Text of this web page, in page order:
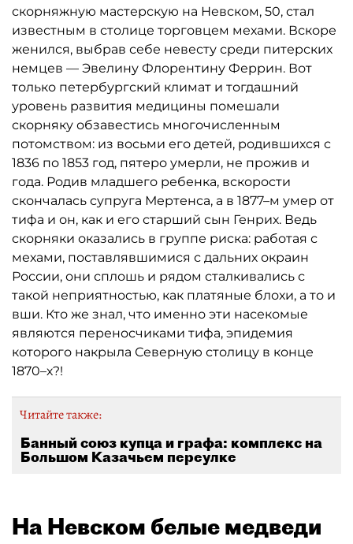
скорняжную мастерскую на Невском, 50, стал
известным в столице торговцем мехами. Вскоре
женился, выбрав себе невесту среди питерских
немцев — Эвелину Флорентину Феррин. Вот
только петербургский климат и тогдашний
уровень развития медицины помешали
скорняку обзавестись многочисленным
потомством: из восьми его детей, родившихся с
1836 по 1853 год, пятеро умерли, не прожив и
года. Родив младшего ребенка, вскорости
скончалась супруга Мертенса, а в 1877–м умер от
тифа и он, как и его старший сын Генрих. Ведь
скорняки оказались в группе риска: работая с
мехами, поставлявшимися с дальних окраин
России, они сплошь и рядом сталкивались с
такой неприятностью, как платяные блохи, а то и
вши. Кто же знал, что именно эти насекомые
являются переносчиками тифа, эпидемия
которого накрыла Северную столицу в конце
1870–х?!
Читайте также:
Банный союз купца и графа: комплекс на
Большом Казачьем переулке
На Невском белые медведи